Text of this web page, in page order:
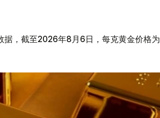
据，截至2026年8月6日，每克黄金价格为